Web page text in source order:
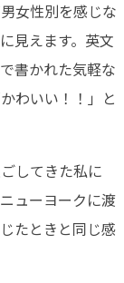
女性別を感じな
見えます。英文
書かれた気軽な
わいい！！」と
してきた私に
ューヨークに渡
たときと同じ感